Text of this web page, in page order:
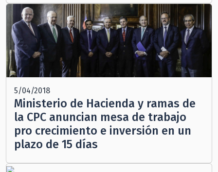
5/04/2018
Ministerio de Hacienda y ramas de
la CPC anuncian mesa de trabajo
pro crecimiento e inversión en un
plazo de 15 días